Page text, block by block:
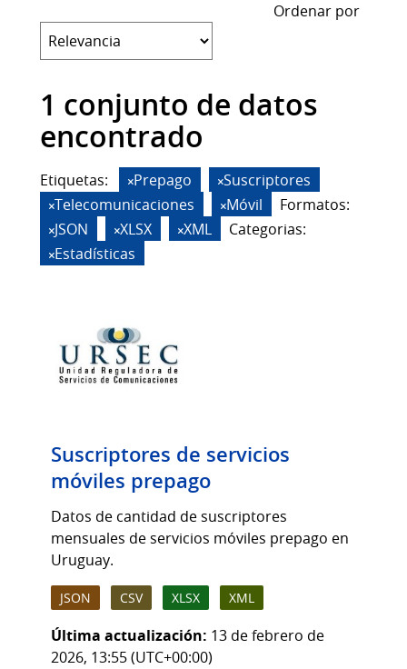
Ordenar por
1 conjunto de datos
encontrado
Etiquetas: Prepago
Suscriptores
Telecomunicaciones
Móvil
Formatos:
JSON
XLSX XML
Categorias:
Estadísticas
Suscriptores de servicios
móviles prepago
Datos de cantidad de suscriptores
mensuales de servicios móviles prepago en
Uruguay.
JSON CSV XLSX XML
Última actualización: 13 de febrero de
2026, 13:55 (UTC+00:00)